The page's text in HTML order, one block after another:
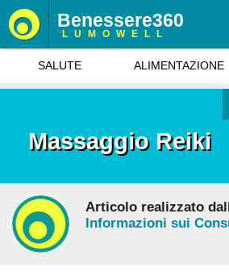
Massaggio Reiki
Articolo realizzato
Informazioni sui
Benessere360
LUMOWELL
SALUTE ALIMENTAZIONE